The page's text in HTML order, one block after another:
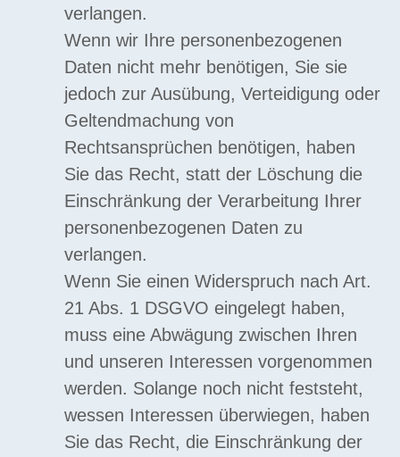
verlangen.
Wenn wir Ihre personenbezogenen
Daten nicht mehr benötigen, Sie sie
jedoch zur Ausübung, Verteidigung oder
Geltendmachung von
Rechtsansprüchen benötigen, haben
Sie das Recht, statt der Löschung die
Einschränkung der Verarbeitung Ihrer
personenbezogenen Daten zu
verlangen.
Wenn Sie einen Widerspruch nach Art.
21 Abs. 1 DSGVO eingelegt haben,
muss eine Abwägung zwischen Ihren
und unseren Interessen vorgenommen
werden. Solange noch nicht feststeht,
wessen Interessen überwiegen, haben
Sie das Recht, die Einschränkung der